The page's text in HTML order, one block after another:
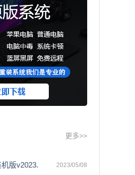
更多>>
版v2023. 2023/05/08